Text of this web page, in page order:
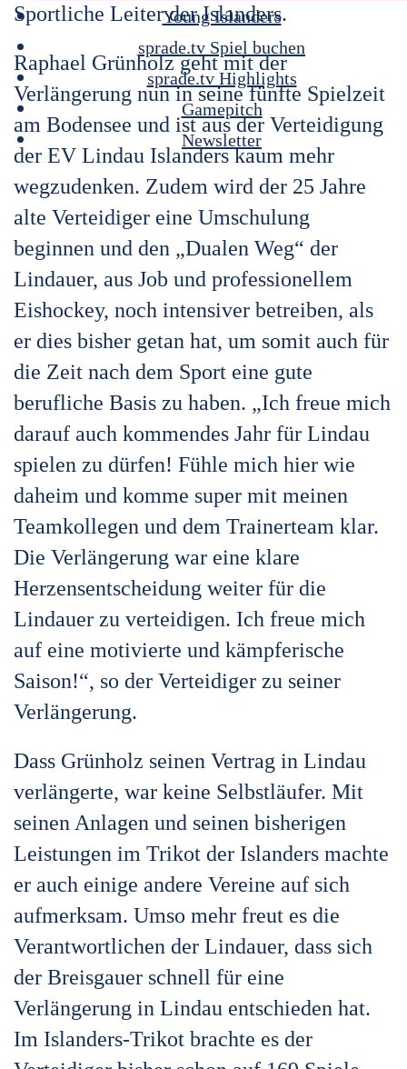
Young Islanders
sprade.tv Spiel buchen
sprade.tv Highlights
Gamepitch
Newsletter
Sportliche Leiter der Islanders.
Raphael Grünholz geht mit der
Verlängerung nun in seine fünfte Spielzeit
am Bodensee und ist aus der Verteidigung
der EV Lindau Islanders kaum mehr
wegzudenken. Zudem wird der 25 Jahre
alte Verteidiger eine Umschulung
beginnen und den „Dualen Weg“ der
Lindauer, aus Job und professionellem
Eishockey, noch intensiver betreiben, als
er dies bisher getan hat, um somit auch für
die Zeit nach dem Sport eine gute
berufliche Basis zu haben. „Ich freue mich
darauf auch kommendes Jahr für Lindau
spielen zu dürfen! Fühle mich hier wie
daheim und komme super mit meinen
Teamkollegen und dem Trainerteam klar.
Die Verlängerung war eine klare
Herzensentscheidung weiter für die
Lindauer zu verteidigen. Ich freue mich
auf eine motivierte und kämpferische
Saison!“, so der Verteidiger zu seiner
Verlängerung.
Dass Grünholz seinen Vertrag in Lindau
verlängerte, war keine Selbstläufer. Mit
seinen Anlagen und seinen bisherigen
Leistungen im Trikot der Islanders machte
er auch einige andere Vereine auf sich
aufmerksam. Umso mehr freut es die
Verantwortlichen der Lindauer, dass sich
der Breisgauer schnell für eine
Verlängerung in Lindau entschieden hat.
Im Islanders-Trikot brachte es der